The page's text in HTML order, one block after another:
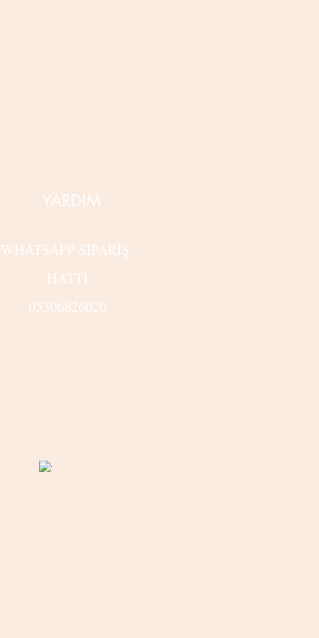
YARDIM
WHATSAPP SİPARİŞ
HATTI
05306826020